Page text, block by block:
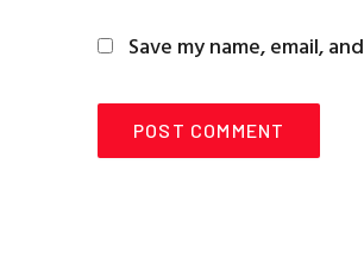
Save my name, email,